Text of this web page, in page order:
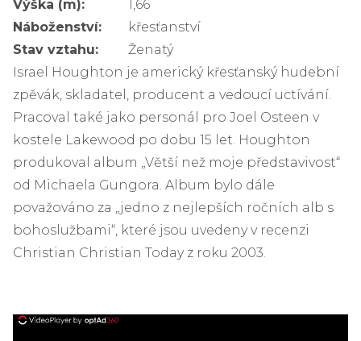
Výška (m):
1,66
Náboženství:
křesťanství
Stav vztahu:
Ženatý
Israel Houghton je americký křesťanský hudební
zpěvák, skladatel, producent a vedoucí uctívání.
Pracoval také jako personál pro Joel Osteen v
kostele Lakewood po dobu 15 let. Houghton
produkoval album „Větší než moje představivost“
od Michaela Gungora. Album bylo dále
považováno za „jedno z nejlepších ročních alb s
bohoslužbami“, které jsou uvedeny v recenzi
Christian Christian Today z roku 2003.